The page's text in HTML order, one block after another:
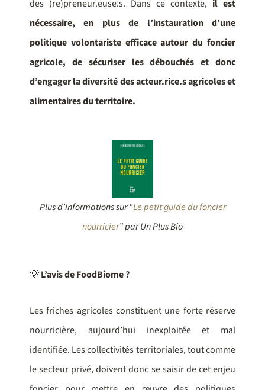
des (re)preneur.euse.s. Dans ce contexte, il est
nécessaire, en plus de l’instauration d’une
politique volontariste efficace autour du foncier
agricole, de sécuriser les débouchés et donc
d’engager la diversité des acteur.rice.s agricoles et
alimentaires du territoire.
Plus d’informations sur “Le petit guide du foncier
nourricier” par Un Plus Bio
💡L’avis de FoodBiome ?
Les friches agricoles constituent une forte réserve
nourricière, aujourd’hui inexploitée et mal
identifiée. Les collectivités territoriales, tout comme
le secteur privé, doivent donc se saisir de cet enjeu